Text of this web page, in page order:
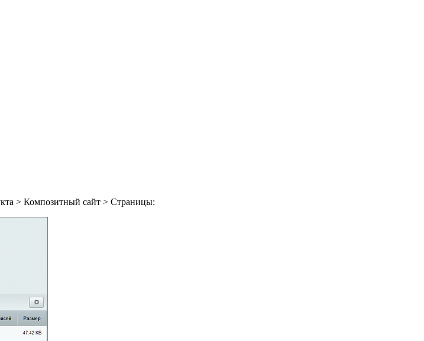
> Композитный сайт > Страницы: